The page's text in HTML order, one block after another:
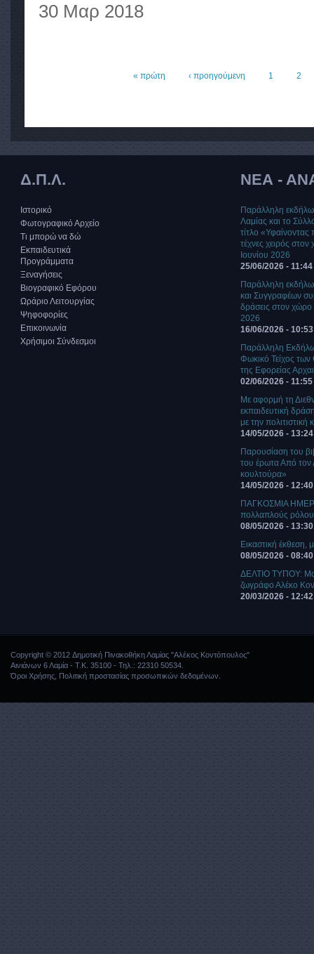
30 Μαρ 2018
« πρώτη ‹ προηγούμενη 1 2
Δ.Π.Λ.
Ιστορικό
Φωτογραφικό Αρχείο
Τι μπορώ να δώ
Εκπαιδευτικά
Προγράμματα
Ξεναγήσεις
Βιογραφικό Εφόρου
Ωράριο Λειτουργίας
Ψηφοφορίες
Επικοινωνία
Χρήσιμοι Σύνδεσμοι
ΝΕΑ -
Παράλληλη
Λαμίας και το
τίτλο
τέχνες χειρός
Ιουνίου 2026
25/06/2026 - 11:44
Παράλληλη
και Συγγραφέων
δράσεις στον χώρο
2026
16/06/2026 - 10:53
Παράλληλη
Φωκικό Τείχος
της Εφορείας
02/06/2026 - 11:55
Με αφορμή τη
εκπαιδευτική
με την
14/05/2026 - 13:24
Παρουσίαση του
του έρωτα Από τον
κουλτούρα»
14/05/2026 - 12:40
ΠΑΓΚΟΣΜΙΑ
πολλαπλούς
08/05/2026 - 13:30
Eικαστική έκθεση,
08/05/2026 - 08:40
ΔΕΛΤΙΟ ΤΥΠΟΥ:
ζωγράφο Αλέκο
20/03/2026 - 12:42
Copyright © 2012 Δημοτική Πινακοθήκη Λαμίας "Αλέκος Κοντόπουλος"
Αινιάνων 6 Λαμία - Τ.Κ. 35100 - Τηλ.: 22310 50534.
Όροι Χρήσης Πολιτική προστασίας προσωπικών δεδομένων